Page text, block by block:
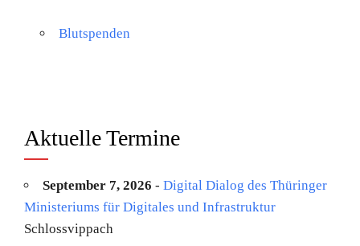
Blutspenden
Aktuelle Termine
September 7, 2026 - Digital Dialog des Thüringer
Ministeriums für Digitales und Infrastruktur
Schlossvippach